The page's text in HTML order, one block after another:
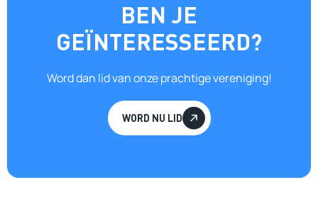
BEN JE
GEÏNTERESSEERD?
Word dan lid van onze prachtige vereniging!
WORD NU LID